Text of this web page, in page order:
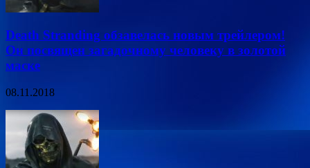
Death Stranding обзавелась новым трейлером!
Он посвящен загадочному человеку в золотой
маске
08.11.2018